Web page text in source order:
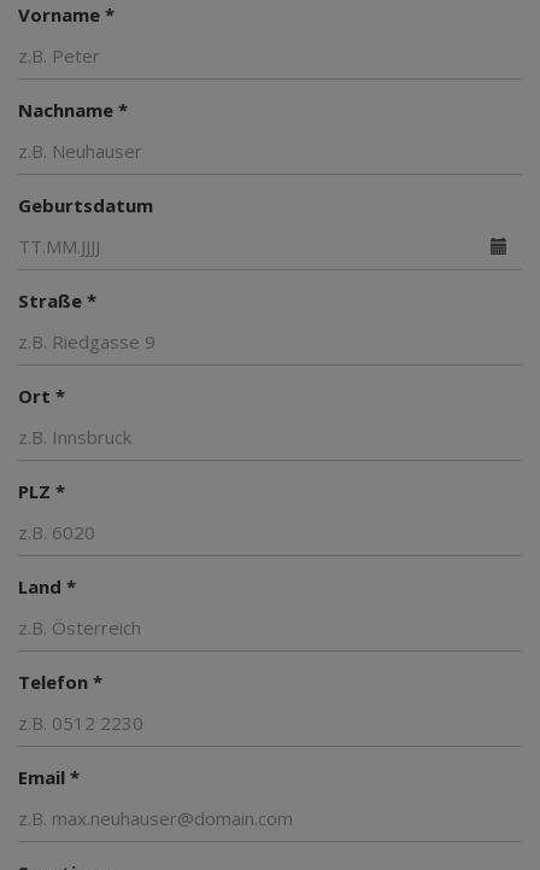
Vorname *
Nachname *
Geburtsdatum
Straße *
Ort *
PLZ *
Land *
Telefon *
Email *